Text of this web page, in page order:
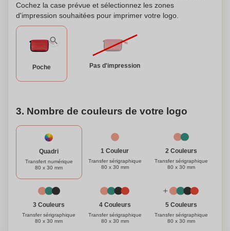
Cochez la case prévue et sélectionnez les zones
d'impression souhaitées pour imprimer votre logo.
Poche Pas d'impression
3. Nombre de couleurs de votre logo
Quadri
Transfert numérique
80 x 30 mm
1 Couleur
Transfer sérigraphique
80 x 30 mm
2 Couleurs
Transfer sérigraphique
80 x 30 mm
3 Couleurs
Transfer sérigraphique
80 x 30 mm
4 Couleurs
Transfer sérigraphique
80 x 30 mm
5 Couleurs
Transfer sérigraphique
80 x 30 mm